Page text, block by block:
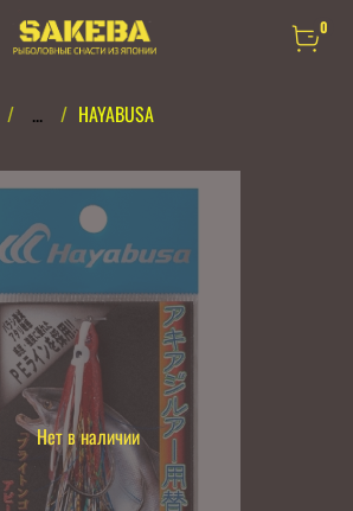
0
... HAYABUSA
Нет в наличии